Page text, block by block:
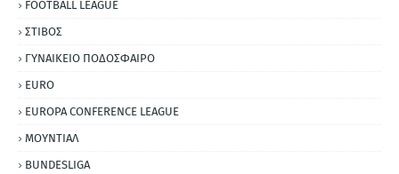
FOOTBALL LEAGUE
ΣΤΙΒΟΣ
ΓΥΝΑΙΚΕΙΟ ΠΟΔΟΣΦΑΙΡΟ
EURO
EUROPA CONFERENCE LEAGUE
ΜΟΥΝΤΙΑΛ
BUNDESLIGA